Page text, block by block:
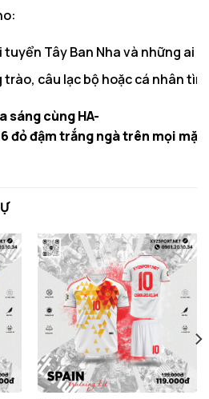
tuyển Tây Ban Nha và những ai
câu lạc bộ hoặc cá nhân
sáng cùng HA-
đỏ đậm trắng ngà trên mọi mặt